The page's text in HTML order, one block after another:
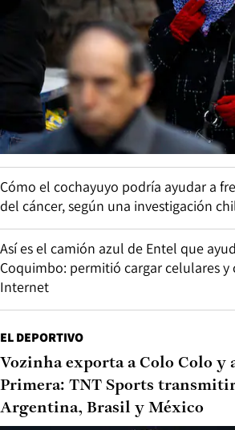
Cómo el cochayuyo podría ayudar a
del cáncer, según una investigación
Así es el camión azul de Entel que
Coquimbo: permitió cargar celulares y
Internet
EL DEPORTIVO
Vozinha exporta a Colo Colo y
Primera: TNT Sports
Argentina, Brasil y México